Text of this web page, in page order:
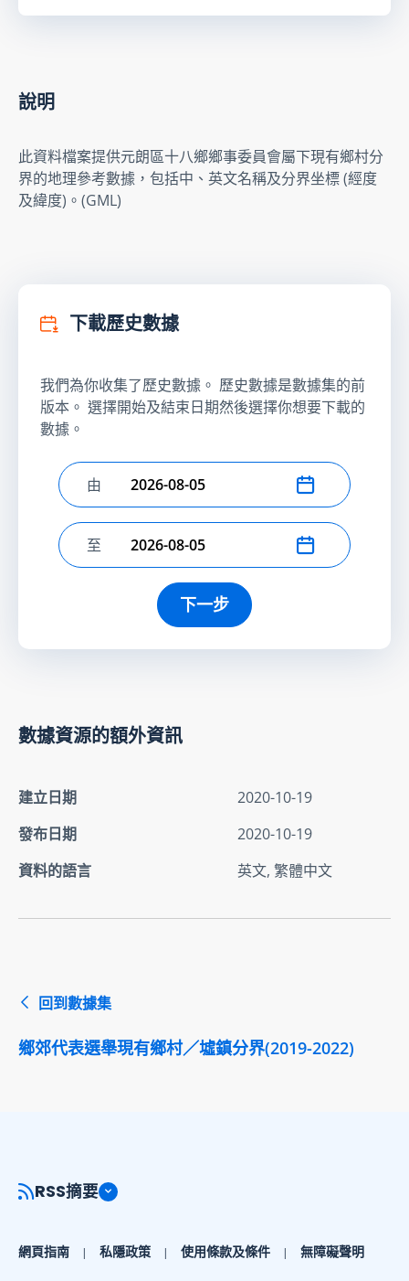
說明
此資料檔案提供元朗區十八鄉鄉事委員會屬下現有鄉村分
界的地理參考數據，包括中、英文名稱及分界坐標 (經度
及緯度)。(GML)
下載歷史數據
我們為你收集了歷史數據。 歷史數據是數據集的前
版本。 選擇開始及結束日期然後選擇你想要下載的
數據。
選擇開始日期
由
選擇結束日期
至
下一步
數據資源的額外資訊
建立日期
2020-10-19
發布日期
2020-10-19
資料的語言
英文, 繁體中文
回到數據集
鄉郊代表選舉現有鄉村／墟鎮分界(2019-2022)
RSS摘要
網頁指南 私隱政策 使用條款及條件 無障礙聲明